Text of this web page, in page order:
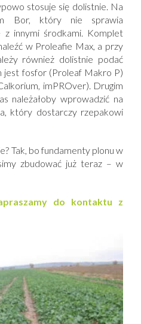
stosuje się dolistnie. Na
Bor, który nie sprawia
z innymi środkami. Komplet
w Proleafie Max, a przy
również dolistnie podać
jest fosfor (Proleaf Makro P)
imPROver). Drugim
należałoby wprowadzić na
który dostarczy rzepakowi
Tak, bo fundamenty plonu w
zbudować już teraz – w
do kontaktu z